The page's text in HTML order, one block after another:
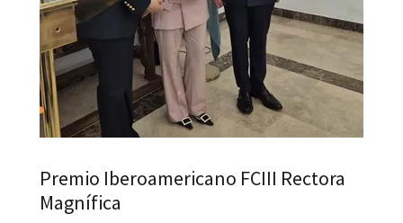
Premio Iberoamericano FCIII Rectora
Magnífica